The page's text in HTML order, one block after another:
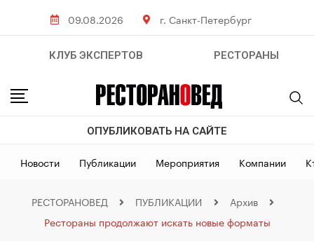
09.08.2026 г. Санкт-Петербург
КЛУБ ЭКСПЕРТОВ РЕСТОРАНЫ
ОПУБЛИКОВАТЬ НА САЙТЕ
Новости Публикации Мероприятия Компании
РЕСТОРАНОВЕД ПУБЛИКАЦИИ
Архив
Рестораны продолжают искать новые форматы